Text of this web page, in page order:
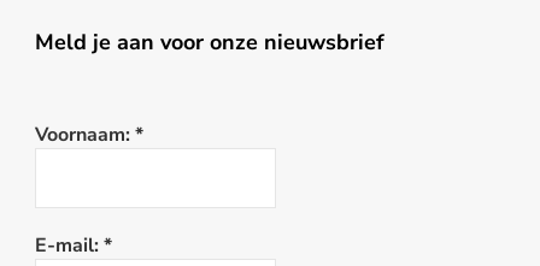
Meld je aan voor onze nieuwsbrief
Voornaam: *
E-mail: *